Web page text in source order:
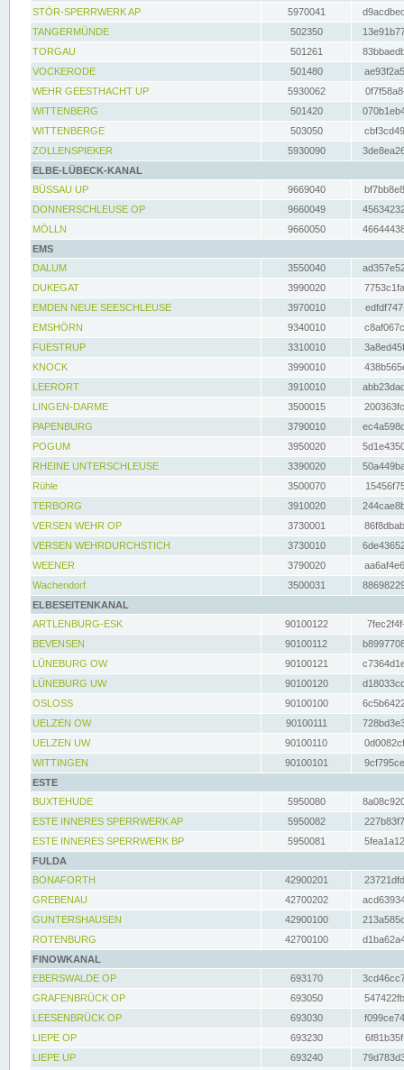
STÖR-SPERRWERK AP 5970041
TANGERMÜNDE
502350
TORGAU
501261
VOCKERODE
501480
WEHR GEESTHACHT UP
5930062
WITTENBERG
501420
WITTENBERGE
503050
ZOLLENSPIEKER
5930090
ELBE-LÜBECK-KANAL
BÜSSAU UP
9669040
DONNERSCHLEUSE OP
9660049
MÖLLN
9660050
EMS
DALUM
3550040
DUKEGAT
3990020
EMDEN NEUE SEESCHLEUSE
3970010
EMSHÖRN
9340010
FUESTRUP
3310010
KNOCK
3990010
LEERORT
3910010
LINGEN-DARME
3500015
PAPENBURG
3790010
POGUM
3950020
RHEINE UNTERSCHLEUSE
3390020
Rühle
3500070
TERBORG
3910020
VERSEN WEHR OP
3730001
VERSEN WEHRDURCHSTICH
3730010
WEENER
3790020
Wachendorf
3500031
ELBESEITENKANAL
ARTLENBURG-ESK
90100122
BEVENSEN
90100112
LÜNEBURG OW
90100121
LÜNEBURG UW
90100120
OSLOSS
90100100
UELZEN OW
90100111
UELZEN UW
90100110
WITTINGEN
90100101
ESTE
BUXTEHUDE
5950080
ESTE INNERES SPERRWERK AP
5950082
ESTE INNERES SPERRWERK BP
5950081
FULDA
BONAFORTH
42900201
GREBENAU
42700202
GUNTERSHAUSEN
42900100
ROTENBURG
42700100
FINOWKANAL
EBERSWALDE OP
693170
GRAFENBRÜCK OP
693050
LEESENBRÜCK OP
693030
LIEPE OP
693230
LIEPE UP
693240